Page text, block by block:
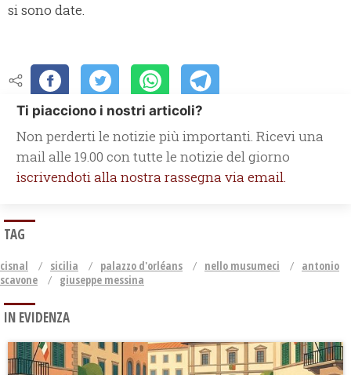
si sono date.
Ti piacciono i nostri articoli?
Non perderti le notizie più importanti. Ricevi una
mail alle 19.00 con tutte le notizie del giorno
iscrivendoti alla nostra rassegna via email.
TAG
cisnal sicilia palazzo d'orléans nello musumeci
antonio
scavone
giuseppe messina
IN EVIDENZA